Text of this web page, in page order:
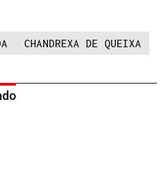
CHANDREXA DE QUEIXA